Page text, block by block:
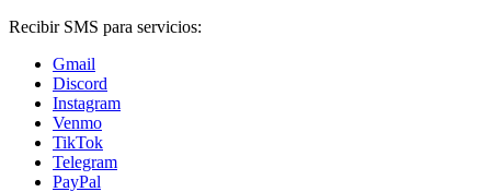
Recibir SMS para servicios:
Gmail
Discord
Instagram
Venmo
TikTok
Telegram
PayPal